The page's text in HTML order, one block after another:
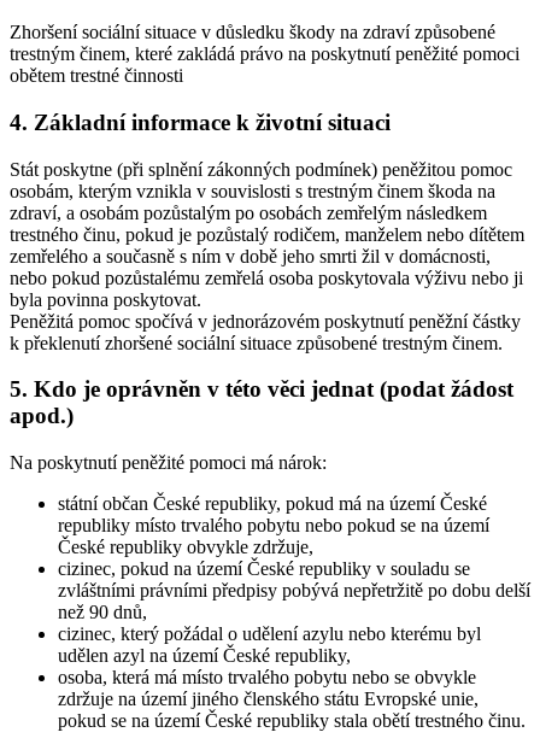
Zhoršení sociální situace v důsledku škody na zdraví způsobené
trestným činem, které zakládá právo na poskytnutí peněžité pomoci
obětem trestné činnosti
4. Základní informace k životní situaci
Stát poskytne (při splnění zákonných podmínek) peněžitou pomoc
osobám, kterým vznikla v souvislosti s trestným činem škoda na
zdraví, a osobám pozůstalým po osobách zemřelým následkem
trestného činu, pokud je pozůstalý rodičem, manželem nebo dítětem
zemřelého a současně s ním v době jeho smrti žil v domácnosti,
nebo pokud pozůstalému zemřelá osoba poskytovala výživu nebo ji
byla povinna poskytovat.
Peněžitá pomoc spočívá v jednorázovém poskytnutí peněžní částky
k překlenutí zhoršené sociální situace způsobené trestným činem.
5. Kdo je oprávněn v této věci jednat (podat žádost
apod.)
Na poskytnutí peněžité pomoci má nárok:
státní občan České republiky, pokud má na území České
republiky místo trvalého pobytu nebo pokud se na území
České republiky obvykle zdržuje,
cizinec, pokud na území České republiky v souladu se
zvláštními právními předpisy pobývá nepřetržitě po dobu delší
než 90 dnů,
cizinec, který požádal o udělení azylu nebo kterému byl
udělen azyl na území České republiky,
osoba, která má místo trvalého pobytu nebo se obvykle
zdržuje na území jiného členského státu Evropské unie,
pokud se na území České republiky stala obětí trestného činu.